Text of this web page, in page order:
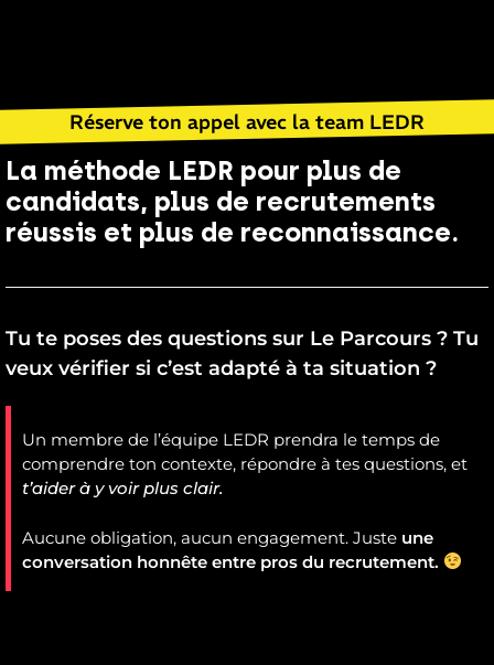
Réserve ton appel avec la team LEDR
La méthode LEDR pour plus de
candidats, plus de recrutements
réussis et plus de reconnaissance.
Tu te poses des questions sur Le Parcours ? Tu
veux vérifier si c’est adapté à ta situation ?
Un membre de l’équipe LEDR prendra le temps de
comprendre ton contexte, répondre à tes questions, et
t’aider à y voir plus clair.
Aucune obligation, aucun engagement. Juste une
conversation honnête entre pros du recrutement.